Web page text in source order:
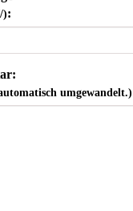
):
umgewandelt.)